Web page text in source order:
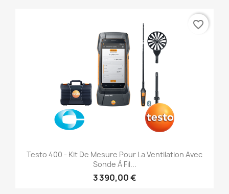
Testo 400 - Kit De Mesure Pour La Ventilation Avec
Sonde À Fil...
3 390,00 €
favorite_border